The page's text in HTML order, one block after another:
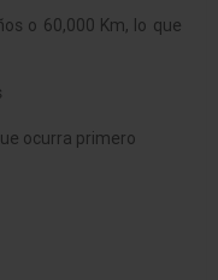
o 60,000 Km, lo que
ocurra primero